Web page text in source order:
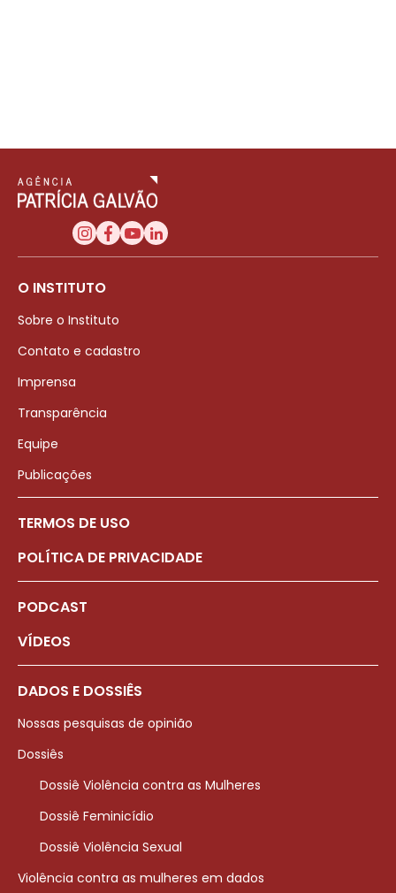
O INSTITUTO
Sobre o Instituto
Contato e cadastro
Imprensa
Transparência
Equipe
Publicações
TERMOS DE USO
POLÍTICA DE PRIVACIDADE
PODCAST
VÍDEOS
DADOS E DOSSIÊS
Nossas pesquisas de opinião
Dossiês
Dossiê Violência contra as Mulheres
Dossiê Feminicídio
Dossiê Violência Sexual
Violência contra as mulheres em dados